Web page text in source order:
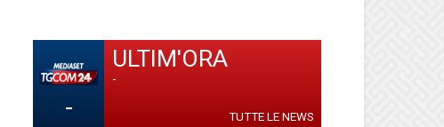
-
ULTIM'ORA
-
TUTTE LE NEWS